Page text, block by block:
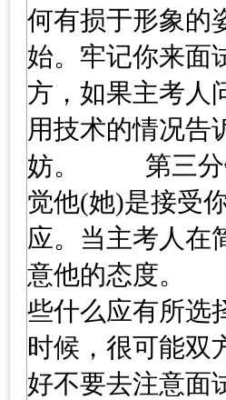
何有损于形象
始。牢记你来面
方，如果主考人
用技术的情况告
妨。 第三分钟
觉他(她)是接受
应。当主考人在
意他的态度。
些什么应有所选
时候，很可能双
好不要去注意面